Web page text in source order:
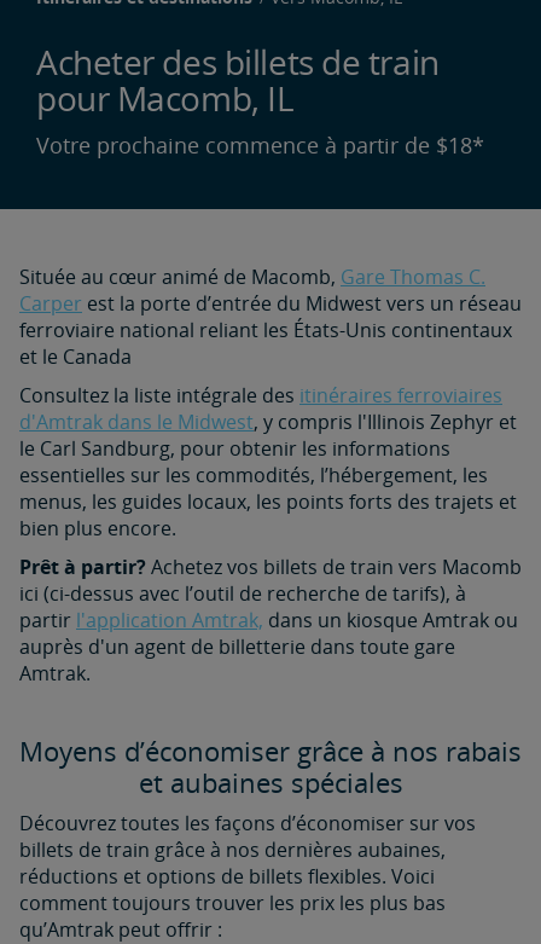
Acheter des billets de train
pour Macomb, IL
Votre prochaine commence à partir de $18*
Située au cœur animé de Macomb, Gare Thomas C.
Carper est la porte d’entrée du Midwest vers un réseau
ferroviaire national reliant les États-Unis continentaux
et le Canada
Consultez la liste intégrale des itinéraires ferroviaires
d'Amtrak dans le Midwest, y compris l'Illinois Zephyr et
le Carl Sandburg, pour obtenir les informations
essentielles sur les commodités, l’hébergement, les
menus, les guides locaux, les points forts des trajets et
bien plus encore.
Prêt à partir?Achetez vos billets de train vers Macomb
ici (ci-dessus avec l’outil de recherche de tarifs), à
partir l'application Amtrak, dans un kiosque Amtrak ou
auprès d'un agent de billetterie dans toute gare
Amtrak.
Moyens d’économiser grâce à nos rabais
et aubaines spéciales
Découvrez toutes les façons d’économiser sur vos
billets de train grâce à nos dernières aubaines,
réductions et options de billets flexibles. Voici
comment toujours trouver les prix les plus bas
qu’Amtrak peut offrir :